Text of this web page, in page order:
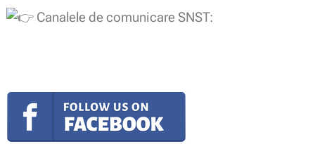
Canalele de comunicare SNST: